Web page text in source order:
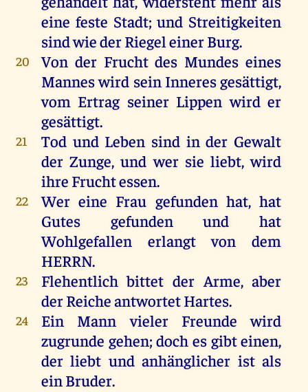
eine feste Stadt;und Streitigkeiten
sindwiederRiegeleinerBurg.
20 Von der Frucht des Mundes eines
Manneswird sein Inneresgesättigt,
vom Ertrag seiner Lippen wird er
gesättigt.
21 Tod und Leben sind in der Gewalt
der Zunge,und wer sie liebt,wird
ihre Fruchtessen.
22 Wer eine Frau gefunden hat,hat
Gutes
gefunden und
hat
Wohlgefallen
erlangt von
dem
HERRN.
23 Flehentlichbittet der Arme,aber
derReicheantwortetHartes.
24 Ein Mann vieler Freunde
wird
zugrunde gehen;doch es gibteinen,
der liebt undanhänglicher ist als
einBruder.